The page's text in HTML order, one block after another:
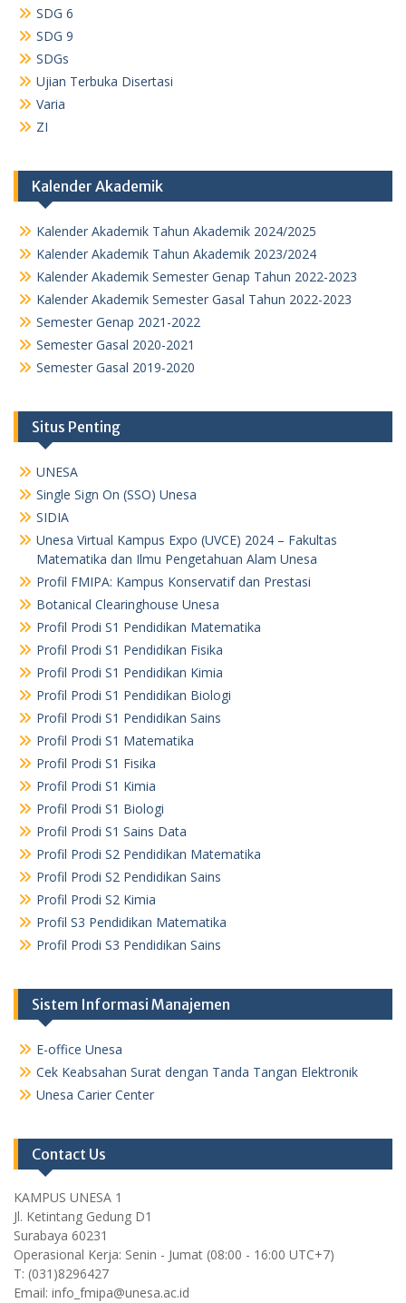
SDG 6
SDG 9
SDGs
Ujian Terbuka Disertasi
Varia
ZI
Kalender Akademik
Kalender Akademik Tahun Akademik 2024/2025
Kalender Akademik Tahun Akademik 2023/2024
Kalender Akademik Semester Genap Tahun 2022-2023
Kalender Akademik Semester Gasal Tahun 2022-2023
Semester Genap 2021-2022
Semester Gasal 2020-2021
Semester Gasal 2019-2020
Situs Penting
UNESA
Single Sign On (SSO) Unesa
SIDIA
Unesa Virtual Kampus Expo (UVCE) 2024 – Fakultas
Matematika dan Ilmu Pengetahuan Alam Unesa
Profil FMIPA: Kampus Konservatif dan Prestasi
Botanical Clearinghouse Unesa
Profil Prodi S1 Pendidikan Matematika
Profil Prodi S1 Pendidikan Fisika
Profil Prodi S1 Pendidikan Kimia
Profil Prodi S1 Pendidikan Biologi
Profil Prodi S1 Pendidikan Sains
Profil Prodi S1 Matematika
Profil Prodi S1 Fisika
Profil Prodi S1 Kimia
Profil Prodi S1 Biologi
Profil Prodi S1 Sains Data
Profil Prodi S2 Pendidikan Matematika
Profil Prodi S2 Pendidikan Sains
Profil Prodi S2 Kimia
Profil S3 Pendidikan Matematika
Profil Prodi S3 Pendidikan Sains
Sistem Informasi Manajemen
E-office Unesa
Cek Keabsahan Surat dengan Tanda Tangan Elektronik
Unesa Carier Center
Contact Us
KAMPUS UNESA 1
Jl. Ketintang Gedung D1
Surabaya 60231
Operasional Kerja: Senin - Jumat (08:00 - 16:00 UTC+7)
T: (031)8296427
Email: info_fmipa@unesa.ac.id